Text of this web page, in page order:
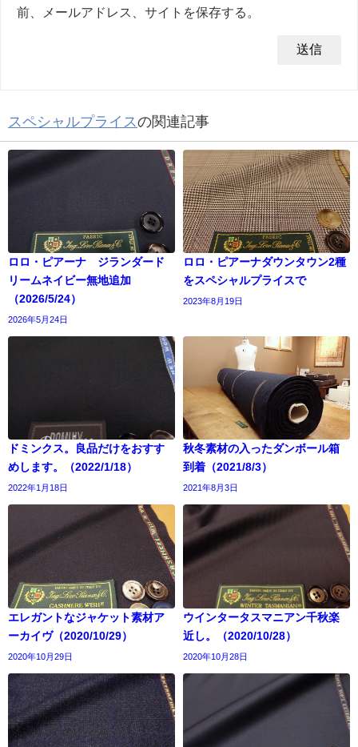
前、メールアドレス、サイトを保存する。
スペシャルプライスの関連記事
ロロ・ピアーナ ジランダード
リームネイビー無地追加
（2026/5/24）
2026年5月24日
ロロ・ピアーナダウンタウン2種
をスペシャルプライスで
2023年8月19日
ドミンクス。良品だけをおすす
めします。（2022/1/18）
2022年1月18日
秋冬素材の入ったダンボール箱
到着（2021/8/3）
2021年8月3日
エレガントなジャケット素材ア
ーカイヴ（2020/10/29）
2020年10月29日
ウインタータスマニアン千秋楽
近し。（2020/10/28）
2020年10月28日